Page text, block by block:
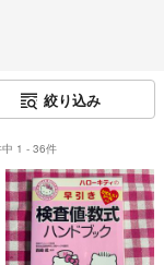
絞り込み
1 - 36件